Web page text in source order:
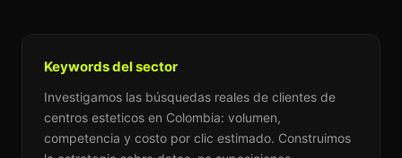
Keywords del sector
Investigamos las búsquedas reales de clientes de
centros esteticos en Colombia: volumen,
competencia y costo por clic estimado. Construimos